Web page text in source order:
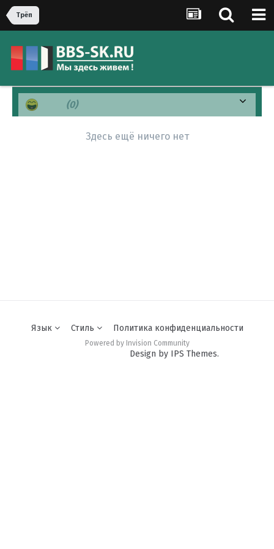
Трёп
(0)
Здесь ещё ничего нет
Язык Стиль Политика конфиденциальности
Powered by Invision Community
Design by IPS Themes.